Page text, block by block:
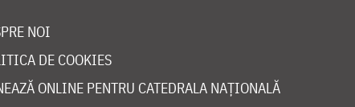
NOI
DE COOKIES
ONLINE PENTRU CATEDRALA NAȚIONALĂ